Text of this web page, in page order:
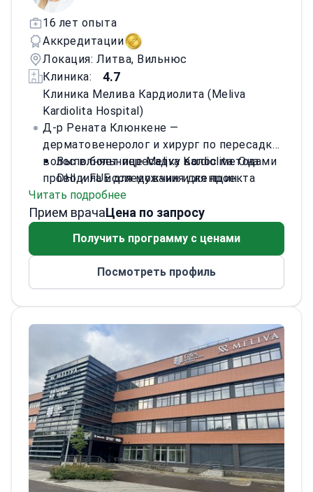
16 лет опыта
Аккредитации
Локация: Литва, Вильнюс
Клиника:
4.7
Клиника Мелива Кардиолита (Meliva
Kardiolita Hospital)
Д-р Рената Клюнкене —
дерматовенеролог и хирург по пересадке
волос в больнице Meliva Kardiolita. Она
проводила исследования для проекта
Eurostars SkinMonitor, посвященного
диагностике рака кожи. Д-р Клюнкене
медицинском учреждении в Вильнюсе,
охватывает как терапевтическую
Выполняет пересадку волос методами
DHI и FUE для мужчин и женщин.
Специализируется на восстановлении
бороды и бровей, а также на PRP-
Прошла международные клинические
Италии.
Читать подробнее
Прием врачаЦена по запросу
Получить программу с ценами
Посмотреть профиль